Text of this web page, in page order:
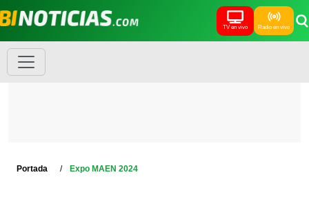
TV en vivo Radio en vivo
Portada Expo MAEN 2024